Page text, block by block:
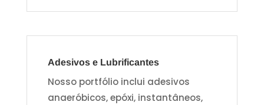
Adesivos e Lubrificantes
Nosso portfólio inclui adesivos
anaeróbicos, epóxi, instantâneos,